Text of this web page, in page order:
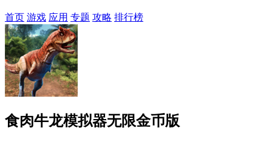
首页 游戏 应用 专题 攻略 排行榜
食肉牛龙模拟器无限金币版